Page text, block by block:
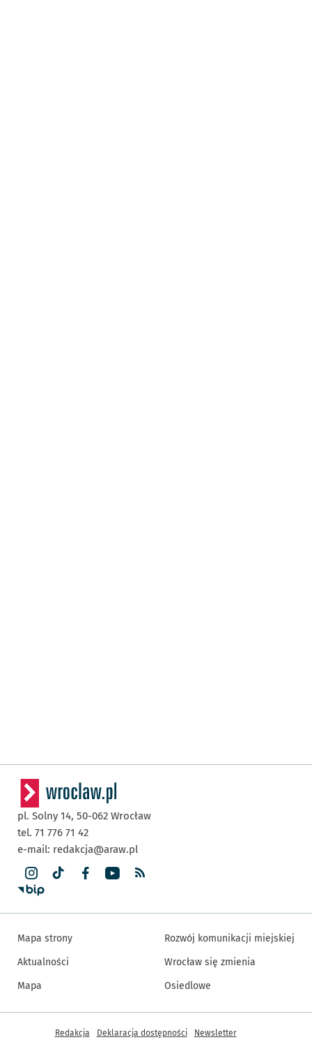
pl. Solny 14, 50-062 Wrocław
tel. 71 776 71 42
e-mail: redakcja@araw.pl
Mapa strony
Aktualności
Mapa
Rozwój komunikacji miejskiej
Wrocław się zmienia
Osiedlowe
Inne informacje
Redakcja Deklaracja dostępności Newsletter